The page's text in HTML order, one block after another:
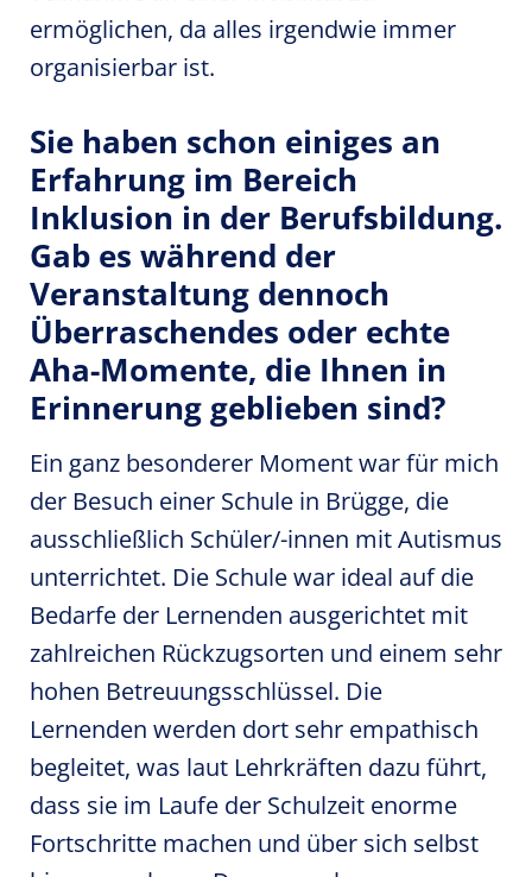
ermöglichen, da alles irgendwie immer
organisierbar ist.
Sie haben schon einiges an
Erfahrung im Bereich
Inklusion in der Berufsbildung.
Gab es während der
Veranstaltung dennoch
Überraschendes oder echte
Aha-Momente, die Ihnen in
Erinnerung geblieben sind?
Ein ganz besonderer Moment war für mich
der Besuch einer Schule in Brügge, die
ausschließlich Schüler/-innen mit Autismus
unterrichtet. Die Schule war ideal auf die
Bedarfe der Lernenden ausgerichtet mit
zahlreichen Rückzugsorten und einem sehr
hohen Betreuungsschlüssel. Die
Lernenden werden dort sehr empathisch
begleitet, was laut Lehrkräften dazu führt,
dass sie im Laufe der Schulzeit enorme
Fortschritte machen und über sich selbst